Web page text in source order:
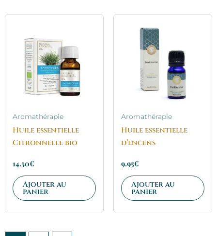
Aromathérapie
Huile essentielle
Citronnelle bio
14.50€
Ajouter au
panier
Aromathérapie
Huile essentielle
d’encens
9.95€
Ajouter au
panier